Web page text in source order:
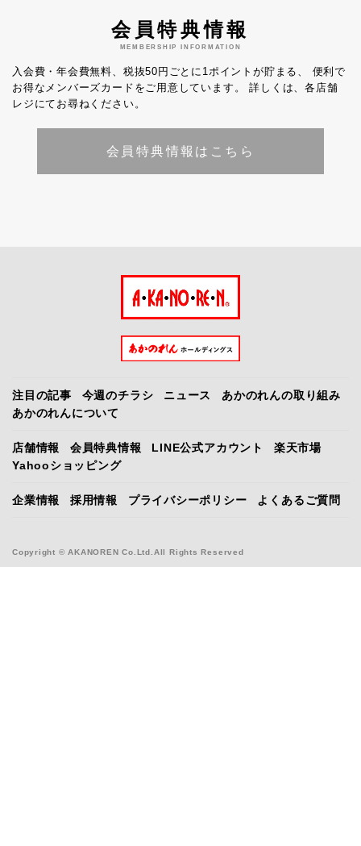
会員特典情報
MEMBERSHIP INFORMATION
入会費・年会費無料、税抜50円ごとに1ポイントが貯まる、
便利で
お得なメンバーズカードをご用意しています。
詳しくは、各店舗
レジにてお尋ねください。
会員特典情報はこちら
Copyright © AKANOREN Co.Ltd.All Rights Reserved
注目の記事 今週のチラシ ニュース
あかのれんの取り組み
あかのれんについて
店舗情報 会員特典情報 LINE公式アカウント
楽天市場
Yahooショッピング
企業情報 採用情報 プライバシーポリシー よくあるご質問